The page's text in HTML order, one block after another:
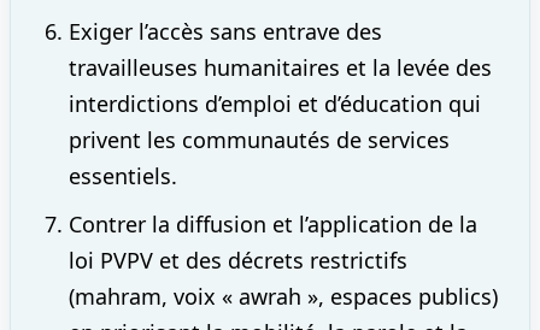
Exiger l’accès sans entrave des
travailleuses humanitaires et la levée des
interdictions d’emploi et d’éducation qui
privent les communautés de services
essentiels.
Contrer la diffusion et l’application de la
loi PVPV et des décrets restrictifs
(mahram, voix « awrah », espaces publics)